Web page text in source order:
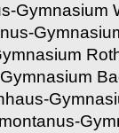
Gymnasium